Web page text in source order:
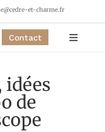
et-charme.fr
Contact
Toggle
idées
de